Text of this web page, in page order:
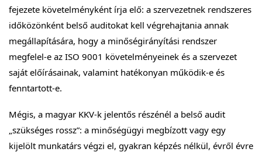
fejezete követelményként írja elő: a szervezetnek rendszeres
időközönként belső auditokat kell végrehajtania annak
megállapítására, hogy a minőségirányítási rendszer
megfelel-e az ISO 9001 követelményeinek és a szervezet
saját előírásainak, valamint hatékonyan működik-e és
fenntartott-e.
Mégis, a magyar KKV-k jelentős részénél a belső audit
„szükséges rossz”: a minőségügyi megbízott vagy egy
kijelölt munkatárs végzi el, gyakran képzés nélkül, évről évre